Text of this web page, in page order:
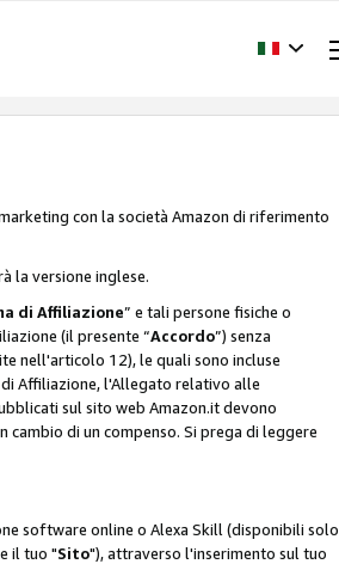
con la società Amazon di riferimento
la versione inglese.
di Affiliazione” e tali persone fisiche o
(il presente “Accordo”) senza
nell'articolo 12), le quali sono incluse
Affiliazione, l'Allegato relativo alle
sul sito web Amazon.it devono
di un compenso. Si prega di leggere
software online o Alexa Skill (disponibili solo
il tuo "Sito"), attraverso l'inserimento sul tuo